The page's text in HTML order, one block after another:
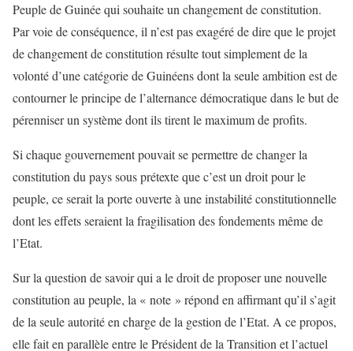
Peuple de Guinée qui souhaite un changement de constitution.
Par voie de conséquence, il n’est pas exagéré de dire que le projet
de changement de constitution résulte tout simplement de la
volonté d’une catégorie de Guinéens dont la seule ambition est de
contourner le principe de l’alternance démocratique dans le but de
pérenniser un système dont ils tirent le maximum de profits.
Si chaque gouvernement pouvait se permettre de changer la
constitution du pays sous prétexte que c’est un droit pour le
peuple, ce serait la porte ouverte à une instabilité constitutionnelle
dont les effets seraient la fragilisation des fondements même de
l’Etat.
Sur la question de savoir qui a le droit de proposer une nouvelle
constitution au peuple, la « note » répond en affirmant qu’il s’agit
de la seule autorité en charge de la gestion de l’Etat. A ce propos,
elle fait en parallèle entre le Président de la Transition et l’actuel